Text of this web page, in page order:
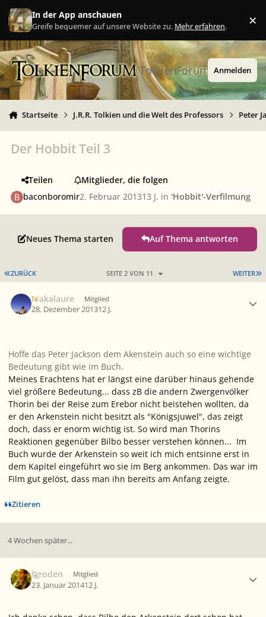
Zu Inhalt springen
In der App anschauen
Greife bequemer auf unsere Website zu. Mehr erfahren. ×
TolkienForum Anmelden
Startseite J.R.R. Tolkien und die Welt des Professors Peter
Der Hobbit Teil 3
Teilen
Mitglieder, die folgen
baconboromir2. Februar 201313 J. in 'Hobbit'-Verfilmung
Neues Thema starten Auf Thema antworten
ERSTE SEITE
ZURÜCK WEITER
SEITE 2 VON 11
Makalaure Mitglied
28. Dezember 201312 J.
Hoffe das Peter Jackson dem Akenstein auch so eine wichtige
Bedeutung gibt wie im Buch.
Meines Erachtens hat er längst eine darüber hinaus gehende
viel größere Bedeutung... dass zB die andern Zwergenvölker
Thorin bei der Reise zum Erebor nicht beistehen wollten, da
er den Arkenstein nicht besitzt als "Königsjuwel", das zeigt
doch, dass er enorm wichtig ist. So wird man Thorins
Reaktionen gegenüber Bilbo besser verstehen können... Im
Buch wurde der Arkenstein so weit ich mich entsinne erst in
dem Kapitel eingeführt wo sie im Berg ankommen. Das war im
Film gut gelöst, dass man ihn bereits am Anfang zeigte.
Zitieren
4 Wochen später...
Deoden Mitglied
23. Januar 201412 J.